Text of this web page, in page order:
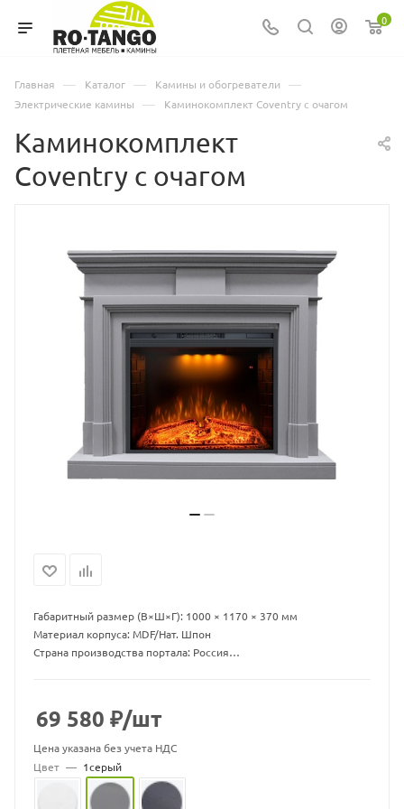
0
Главная — Каталог — Камины и обогреватели —
Электрические камины — Каминокомплект Coventry с очагом
Каминокомплект
Coventry с очагом
Габаритный размер (В×Ш×Г): 1000 × 1170 × 370 мм
Материал корпуса: MDF/Нат. Шпон
Страна производства портала: Россия
Coventry – деревянный портал в классическом стиле.
Представлен в нескольких цветовых решениях.
Модель выполнена в классическом стиле с минимальным
декором. Благодаря строгому, лаконичному дизайну и
69 580 ₽/шт
Цена указана без учета НДС
Цвет — 1серый